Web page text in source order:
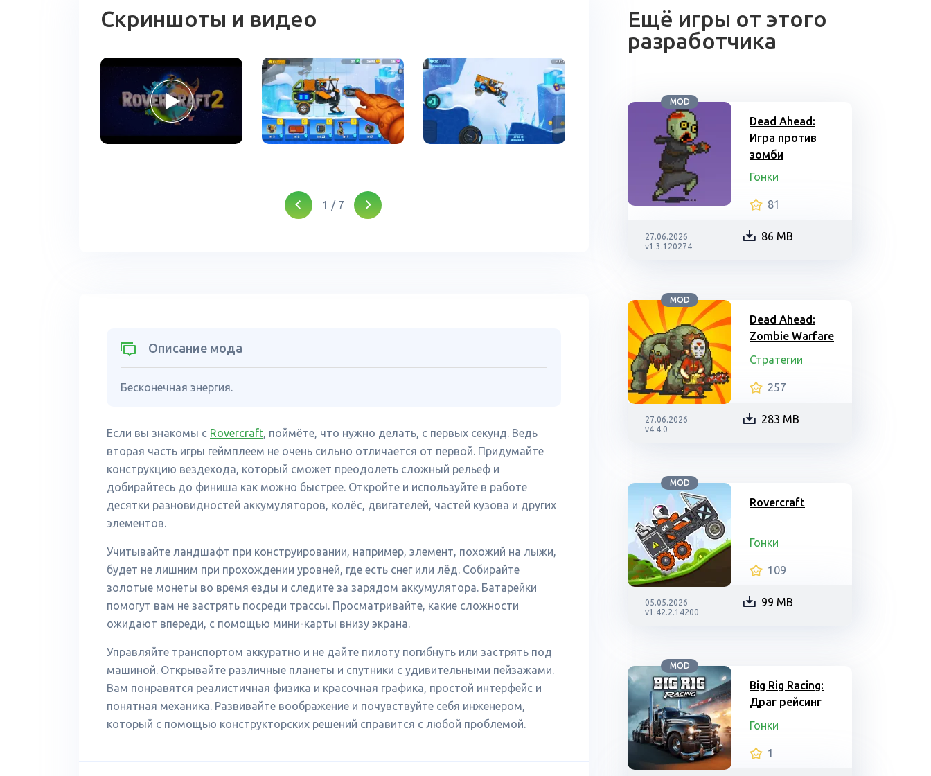
Скриншоты и видео
1 / 7
Описание мода
Бесконечная энергия.
Если вы знакомы с Rovercraft, поймёте, что нужно делать, с первых секунд. Ведь
вторая часть игры геймплеем не очень сильно отличается от первой. Придумайте
конструкцию вездехода, который сможет преодолеть сложный рельеф и
добирайтесь до финиша как можно быстрее. Откройте и используйте в работе
десятки разновидностей аккумуляторов, колёс, двигателей, частей кузова и других
элементов.
Учитывайте ландшафт при конструировании, например, элемент, похожий на лыжи,
будет не лишним при прохождении уровней, где есть снег или лёд. Собирайте
золотые монеты во время езды и следите за зарядом аккумулятора. Батарейки
помогут вам не застрять посреди трассы. Просматривайте, какие сложности
ожидают впереди, с помощью мини-карты внизу экрана.
Управляйте транспортом аккуратно и не дайте пилоту погибнуть или застрять под
машиной. Открывайте различные планеты и спутники с удивительными пейзажами.
Вам понравятся реалистичная физика и красочная графика, простой интерфейс и
понятная механика. Развивайте воображение и почувствуйте себя инженером,
который с помощью конструкторских решений справится с любой проблемой.
Ещё игры от этого
разработчика
MOD
Dead Ahead:
Игра против
зомби
Гонки
81
27.06.2026
v1.3.120274
86 MB
MOD
Dead Ahead:
Zombie Warfare
Стратегии
257
27.06.2026
v4.4.0
283 MB
MOD
Rovercraft
Гонки
109
05.05.2026
v1.42.2.14200
99 MB
MOD
Big Rig Racing:
Драг рейсинг
Гонки
1